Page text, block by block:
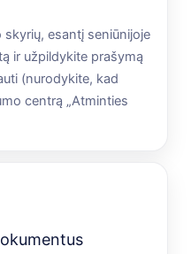
esantį seniūnijoje
ir užpildykite prašymą
(nurodykite, kad
centrą „Atminties